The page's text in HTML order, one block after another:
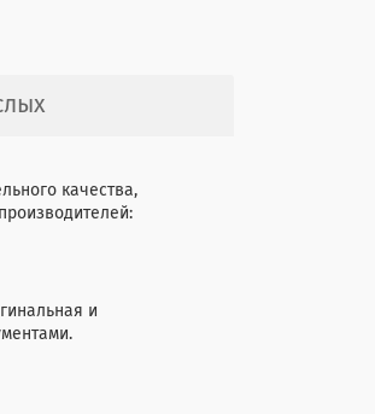
качества,
и